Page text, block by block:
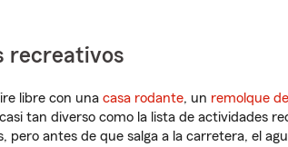
recreativos
libre con una casa rodante, un remolque
tan diverso como la lista de actividades
pero antes de que salga a la carretera, el